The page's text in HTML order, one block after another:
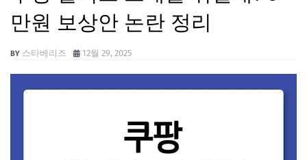
만원 보상안 논란 정리
스타베리즈 12월 29, 2025